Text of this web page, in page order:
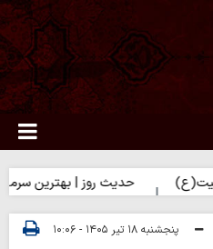
حدیث روز | بهترین سرمایه
پنجشنبه ۱۸ تیر ۱۴۰۵ - ۱۰:۰۶